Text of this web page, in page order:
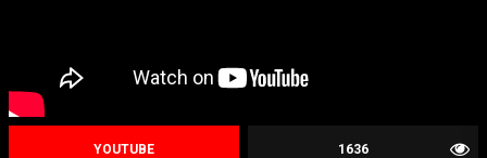
1636
YOUTUBE